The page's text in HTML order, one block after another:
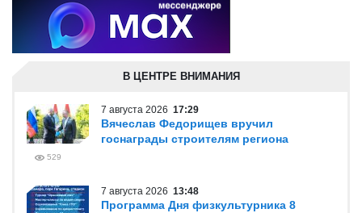
В ЦЕНТРЕ ВНИМАНИЯ
7 августа 2026 17:29
Вячеслав Федорищев вручил
госнаграды строителям региона
529
7 августа 2026 13:48
Программа Дня физкультурника 8